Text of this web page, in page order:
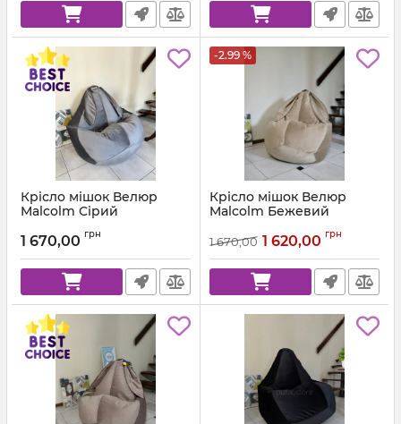
Крісло мішок Велюр
Malcolm Сірий
1 670,00 грн
-2.99 %
Крісло мішок Велюр
Malcolm Бежевий
1 670,00 1 620,00 грн